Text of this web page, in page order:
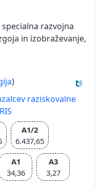
razvojna
in izobraževanje,
)
raziskovalne
A1/2
6.437,65
A1
34,36
A3
3,27